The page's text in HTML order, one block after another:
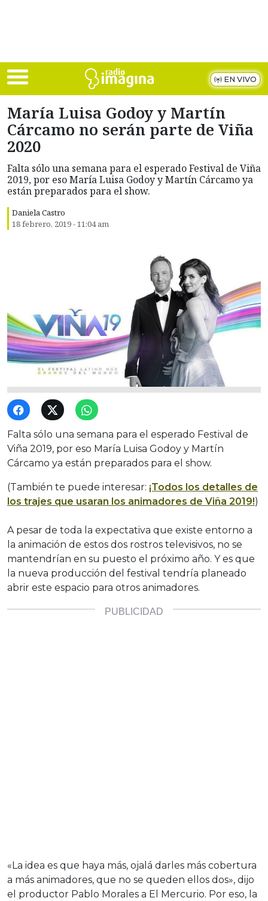
EN VIVO
María Luisa Godoy y Martín
Cárcamo no serán parte de Viña
2020
Falta sólo una semana para el esperado Festival de Viña
2019, por eso María Luisa Godoy y Martín Cárcamo ya
están preparados para el show.
Daniela Castro
18 febrero, 2019 - 11:04 am
Falta sólo una semana para el esperado Festival de
Viña 2019, por eso María Luisa Godoy y Martín
Cárcamo ya están preparados para el show.
(También te puede interesar: ¡Todos los detalles de
los trajes que usaran los animadores de Viña 2019!)
A pesar de toda la expectativa que existe entorno a
la animación de estos dos rostros televisivos, no se
mantendrían en su puesto el próximo año. Y es que
la nueva producción del festival tendría planeado
abrir este espacio para otros animadores.
«La idea es que haya más, ojalá darles más cobertura
a más animadores, que no se queden ellos dos», dijo
el productor Pablo Morales a El Mercurio. Por eso, la